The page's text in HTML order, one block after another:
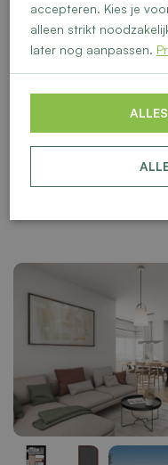
accepteren. Kies je
alleen strikt
later nog aanpassen.